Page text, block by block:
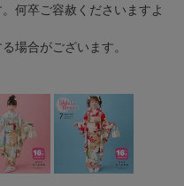
何卒ご容赦くださいますよ
場合がございます。